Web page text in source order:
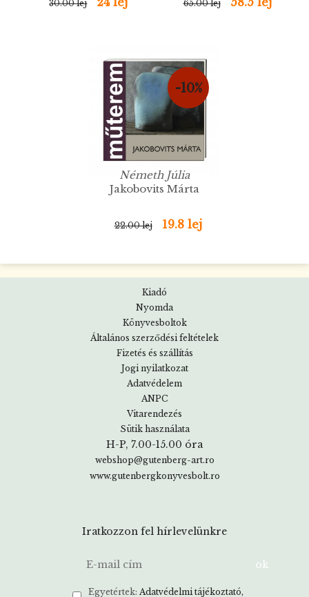
30.00 lej 65.00 lej
-10%
Németh Júlia
Jakobovits Márta
22.00 lej 19.8 lej
Kiadó
Nyomda
Könyvesboltok
Általános szerződési feltételek
Fizetés és szállítás
Jogi nyilatkozat
Adatvédelem
ANPC
Vitarendezés
Sütik használata
H-P, 7.00-15.00 óra
webshop@gutenberg-art.ro
www.gutenbergkonyvesbolt.ro
Iratkozzon fel hírlevelünkre
Egyetértek: Adatvédelmi tájékoztató